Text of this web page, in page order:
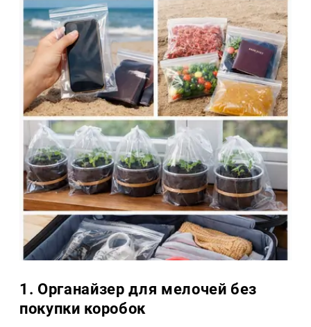
1. Органайзер для мелочей без
покупки коробок